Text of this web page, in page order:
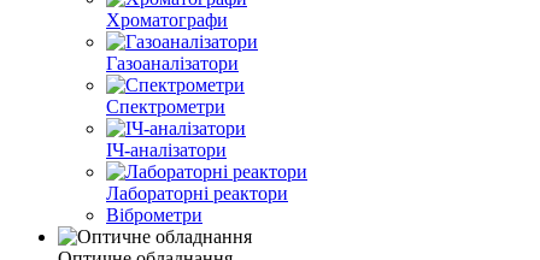
Хроматографи
Газоаналізатори
Спектрометри
ІЧ-аналізатори
Лабораторні реактори
Віброметри